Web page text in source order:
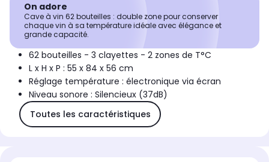
On adore
Cave à vin 62 bouteilles : double zone pour conserver
chaque vin à sa température idéale avec élégance et
grande capacité.
62 bouteilles - 3 clayettes - 2 zones de T°C
L x H x P : 55 x 84 x 56 cm
Réglage température : électronique via écran
Niveau sonore : Silencieux (37dB)
Toutes les caractéristiques